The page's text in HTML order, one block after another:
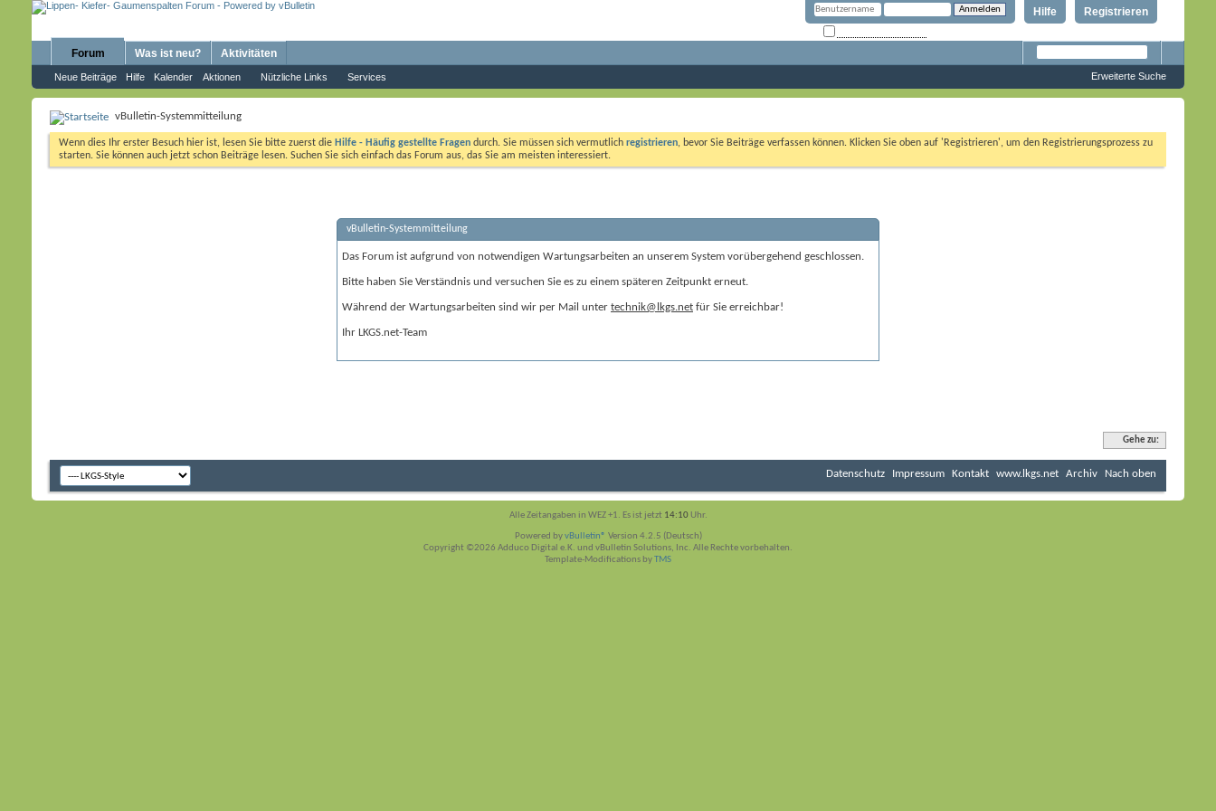
Registrieren
Hilfe
Forum
Neue Beiträge Hilfe Kalender Aktionen Nützliche Links Services
Was ist neu? Aktivitäten
Erweiterte Suche
vBulletin-Systemmitteilung
Wenn dies Ihr erster Besuch hier ist, lesen Sie bitte zuerst die Hilfe - Häufig gestellte Fragen durch. Sie müssen sich vermutlich registrieren, bevor Sie Beiträge verfassen können. Klicken Sie oben auf 'Registrieren', um den Registrierungsprozess zu
starten. Sie können auch jetzt schon Beiträge lesen. Suchen Sie sich einfach das Forum aus, das Sie am meisten interessiert.
vBulletin-Systemmitteilung
Das Forum ist aufgrund von notwendigen Wartungsarbeiten an unserem System vorübergehend geschlossen.
Bitte haben Sie Verständnis und versuchen Sie es zu einem späteren Zeitpunkt erneut.
Während der Wartungsarbeiten sind wir per Mail unter technik@lkgs.net für Sie erreichbar!
Ihr LKGS.net-Team
Gehe zu:
Datenschutz Impressum Kontakt www.lkgs.net Archiv Nach oben
Alle Zeitangaben in WEZ +1. Es ist jetzt 14:10Uhr.
Powered byvBulletin® Version 4.2.5 (Deutsch)
Copyright ©2026 Adduco Digital e.K. und vBulletin Solutions, Inc. Alle Rechte vorbehalten.
Template-Modifications byTMS